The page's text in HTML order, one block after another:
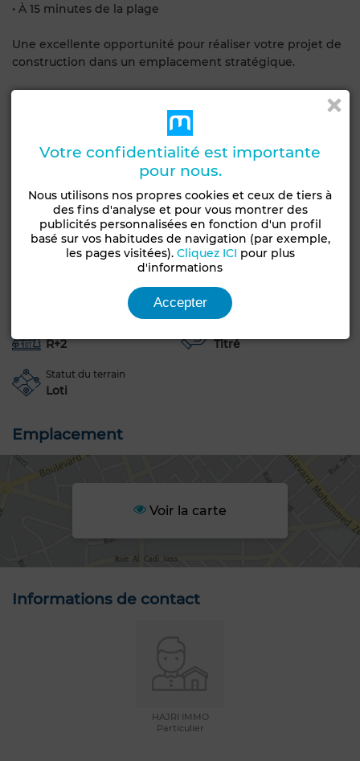
• À 15 minutes de la plage
Une excellente opportunité pour réaliser votre projet de
construction dans un emplacement stratégique.
Pour plus d’informations ou pour organiser une visite :
Téléphone : 28 195 645
HAJRI IMMO, votre partenaire immobilier de confiance.
Caractéristiques générales
Lots de villa
R+2 Titré
Statut du terrain
Loti
Emplacement
Voir la carte
Informations de contact
HAJRI IMMO
Particulier
Votre confidentialité est importante
pour nous.
Nous utilisons nos propres cookies et ceux de tiers à
des fins d'analyse et pour vous montrer des
publicités personnalisées en fonction d'un profil
basé sur vos habitudes de navigation (par exemple,
les pages visitées). Cliquez ICI pour plus
d'informations
Accepter